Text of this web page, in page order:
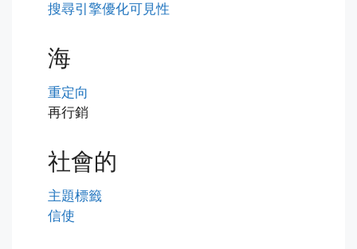
搜尋引擎優化可見性
海
重定向
再行銷
社會的
主題標籤
信使